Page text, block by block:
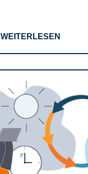
WEITERLESEN